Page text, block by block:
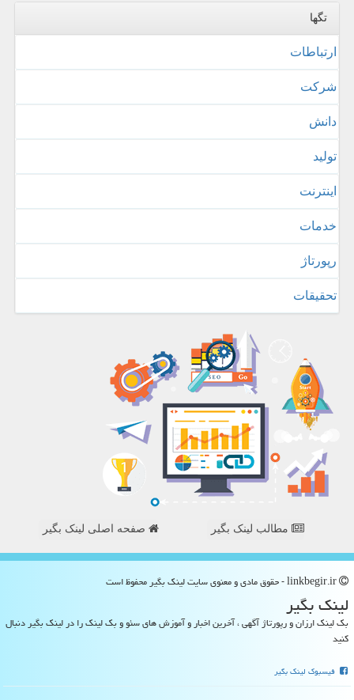
تگها
ارتباطات
شركت
دانش
تولید
اینترنت
خدمات
رپورتاژ
تحقیقات
مطالب لینک بگیر صفحه اصلی لینک بگیر
لینك بگیر
بک لینک ارزان و رپورتاژ آگهی ، آخرین اخبار و آموزش های سئو و بک لینک را در لینک بگیر دنبال
کنید
فیسبوک لینک بگیر